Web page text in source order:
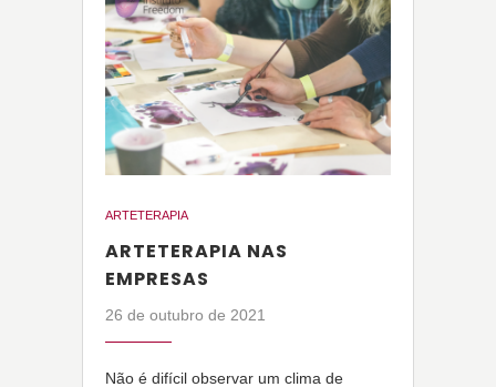
ARTETERAPIA
ARTETERAPIA NAS
EMPRESAS
26 de outubro de 2021
Não é difícil observar um clima de